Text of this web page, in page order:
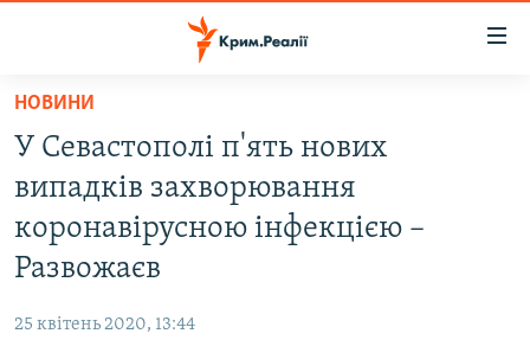
Перейти
основного
матеріалу
до
основної
Перейти
ВІДЕО ТА ФОТО
ПОЛІТИКА
НОВИНИ
У Севастополі п'ять нових
випадків захворювання
коронавірусною інфекцією –
Развожаєв
25 квітень 2020, 13:44